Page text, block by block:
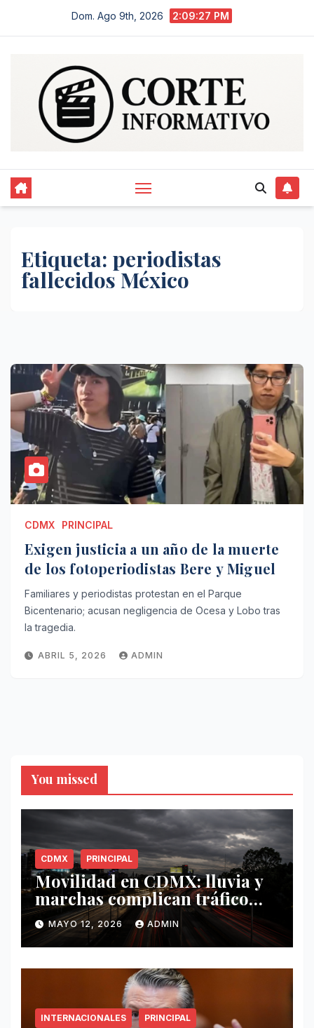
Dom. Ago 9th, 2026 2:09:28 PM
Etiqueta: periodistas
fallecidos México
CDMX PRINCIPAL
Exigen justicia a un año de la muerte
de los fotoperiodistas Bere y Miguel
Familiares y periodistas protestan en el Parque
Bicentenario; acusan negligencia de Ocesa y Lobo tras
la tragedia.
ABRIL 5, 2026 ADMIN
You missed
CDMX PRINCIPAL
Movilidad en CDMX: lluvia y
marchas complican tráfico
este 12 de mayo
MAYO 12, 2026 ADMIN
INTERNACIONALES PRINCIPAL